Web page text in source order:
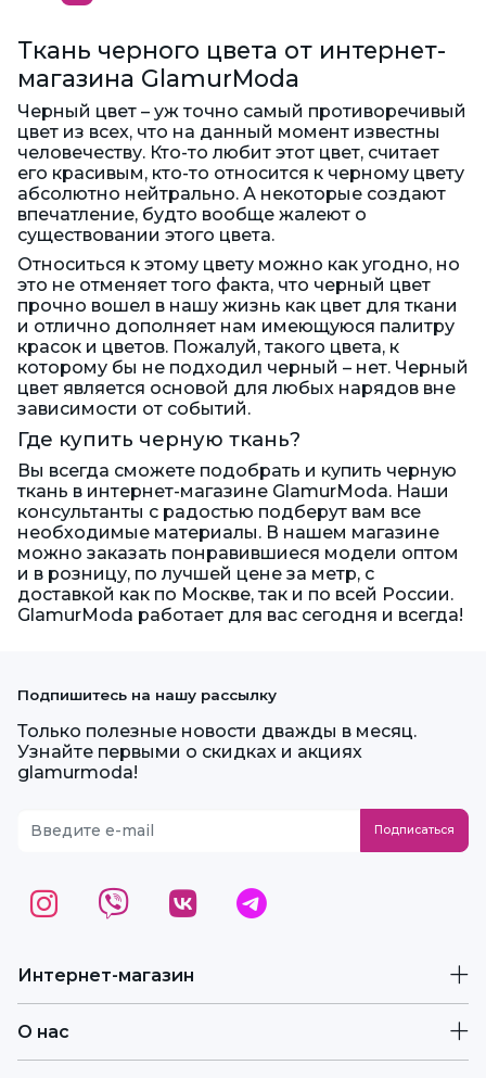
Ткань черного цвета от интернет-
магазина GlamurModa
Черный цвет – уж точно самый противоречивый
цвет из всех, что на данный момент известны
человечеству. Кто-то любит этот цвет, считает
его красивым, кто-то относится к черному цвету
абсолютно нейтрально. А некоторые создают
впечатление, будто вообще жалеют о
существовании этого цвета.
Относиться к этому цвету можно как угодно, но
это не отменяет того факта, что черный цвет
прочно вошел в нашу жизнь как цвет для ткани
и отлично дополняет нам имеющуюся палитру
красок и цветов. Пожалуй, такого цвета, к
которому бы не подходил черный – нет. Черный
цвет является основой для любых нарядов вне
зависимости от событий.
Где купить черную ткань?
Вы всегда сможете подобрать и купить черную
ткань в интернет-магазине GlamurModa. Наши
консультанты с радостью подберут вам все
необходимые материалы. В нашем магазине
можно заказать понравившиеся модели оптом
и в розницу, по лучшей цене за метр, с
доставкой как по Москве, так и по всей России.
GlamurModa работает для вас сегодня и всегда!
Интернет-магазин
О нас
Подпишитесь на нашу рассылку
Только полезные новости дважды в месяц.
Узнайте первыми о скидках и акциях
glamurmoda!